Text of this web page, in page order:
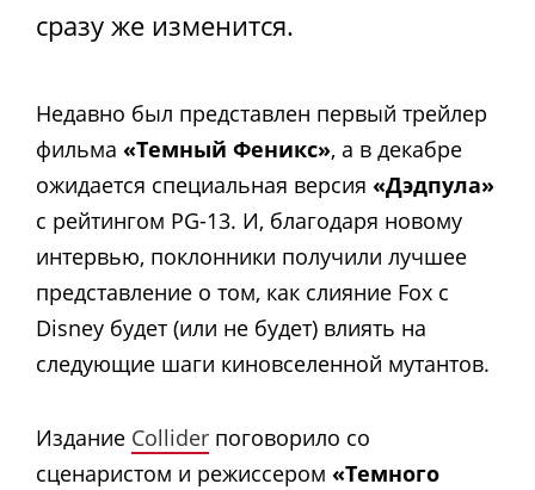
сразу же изменится.
Недавно был представлен первый трейлер
фильма «Темный Феникс», а в декабре
ожидается специальная версия «Дэдпула»
с рейтингом PG-13. И, благодаря новому
интервью, поклонники получили лучшее
представление о том, как слияние Fox с
Disney будет (или не будет) влиять на
следующие шаги киновселенной мутантов.
Издание Collider поговорило со
сценаристом и режиссером «Темного